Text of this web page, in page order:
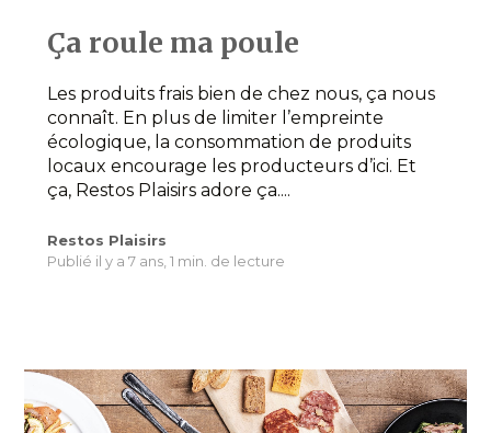
Ça roule ma poule
Les produits frais bien de chez nous, ça nous
connaît. En plus de limiter l’empreinte
écologique, la consommation de produits
locaux encourage les producteurs d’ici. Et
ça, Restos Plaisirs adore ça....
Restos Plaisirs
Publié il y a 7 ans, 1 min. de lecture